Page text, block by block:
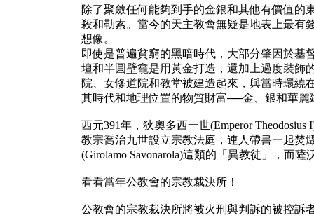
除了聚斂任何能夠到手的金銀和其他有價值的
殺和勒索。當今的天主教會無疑是地表上最有
想像。
即使是普遍貧窮的黑暗時代，大部分肇因於基
壇和半圓壁龕是用黃金打造，還加上過度裝飾
院、女修道院和教堂被建造起來，與當時環繞
其時代和地理位置的物質財富──金、銀和華
西元391年，狄奧多西一世(Emperor
教宗喬治九世設立宗教法庭，連人帶書一起焚
(Girolamo Savonarola)這類的「異教徒」，而
看看當年公教會的宗教裁決所！
公教會的宗教裁決所將被火刑與判訴的被控訴